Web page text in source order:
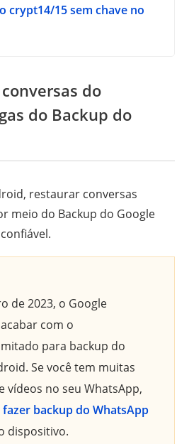
crypt14/15 sem chave no
do
do Backup do
restaurar conversas
meio do Backup do Google
de 2023, o Google
com o
para backup do
Se você tem muitas
vídeos no seu WhatsApp,
fazer backup do WhatsApp
dispositivo.